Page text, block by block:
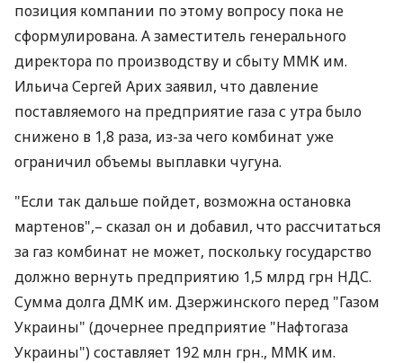
позиция компании по этому вопросу пока не
сформулирована. А заместитель генерального
директора по производству и сбыту ММК им.
Ильича Сергей Арих заявил, что давление
поставляемого на предприятие газа с утра было
снижено в 1,8 раза, из-за чего комбинат уже
ограничил объемы выплавки чугуна.
"Если так дальше пойдет, возможна остановка
мартенов",– сказал он и добавил, что рассчитаться
за газ комбинат не может, поскольку государство
должно вернуть предприятию 1,5 млрд грн НДС.
Сумма долга ДМК им. Дзержинского перед "Газом
Украины" (дочернее предприятие "Нафтогаза
Украины") составляет 192 млн грн., ММК им.